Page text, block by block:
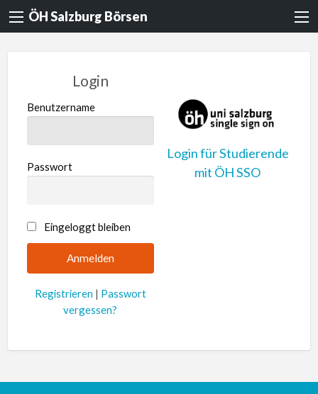
ÖH Salzburg Börsen
Login
Benutzername
Passwort
A
l
Eingeloggt bleiben
Registrieren | Passwort
vergessen?
Login für Studierende
mit ÖH SSO